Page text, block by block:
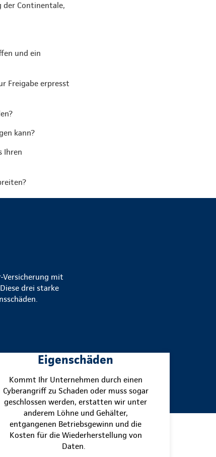
der Continentale,
und ein
Freigabe erpresst
kann?
Ihren
Versicherung mit
drei starke
Eigenschäden
Kommt Ihr Unternehmen durch einen
Cyberangriff zu Schaden oder muss sogar
geschlossen werden, erstatten wir unter
anderem Löhne und Gehälter,
entgangenen Betriebsgewinn und die
Kosten für die Wiederherstellung von
Daten.